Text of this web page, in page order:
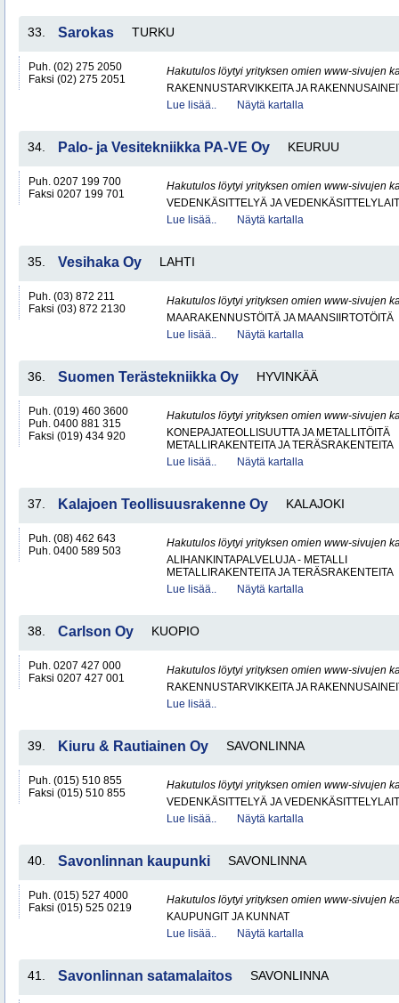
33. Sarokas TURKU
Puh. (02) 275 2050
Faksi (02) 275 2051
Hakutulos löytyi yrityksen omien www-sivujen
RAKENNUSTARVIKKEITA JA
Lue lisää..
Näytä kartalla
34. Palo- ja Vesitekniikka PA-VE Oy KEURUU
Puh. 0207 199 700
Faksi 0207 199 701
Hakutulos löytyi yrityksen omien www-sivujen
VEDENKÄSITTELYÄ JA
Lue lisää..
Näytä kartalla
35. Vesihaka Oy LAHTI
Puh. (03) 872 211
Faksi (03) 872 2130
Hakutulos löytyi yrityksen omien www-sivujen
MAARAKENNUSTÖITÄ JA MAANSIIRTOTÖITÄ
Lue lisää..
Näytä kartalla
36. Suomen Terästekniikka Oy HYVINKÄÄ
Puh. (019) 460 3600
Puh. 0400 881 315
Faksi (019) 434 920
Hakutulos löytyi yrityksen omien www-sivujen
KONEPAJATEOLLISUUTTA JA METALLITÖITÄ
METALLIRAKENTEITA JA TERÄSRAKENTEITA
Lue lisää..
Näytä kartalla
37. Kalajoen Teollisuusrakenne Oy KALAJOKI
Puh. (08) 462 643
Puh. 0400 589 503
Hakutulos löytyi yrityksen omien www-sivujen
ALIHANKINTAPALVELUJA - METALLI
METALLIRAKENTEITA JA TERÄSRAKENTEITA
Lue lisää..
Näytä kartalla
38. Carlson Oy KUOPIO
Puh. 0207 427 000
Faksi 0207 427 001
Hakutulos löytyi yrityksen omien www-sivujen
RAKENNUSTARVIKKEITA JA
Lue lisää..
39. Kiuru & Rautiainen Oy SAVONLINNA
Puh. (015) 510 855
Faksi (015) 510 855
Hakutulos löytyi yrityksen omien www-sivujen
VEDENKÄSITTELYÄ JA
Lue lisää..
Näytä kartalla
40. Savonlinnan kaupunki SAVONLINNA
Puh. (015) 527 4000
Faksi (015) 525 0219
Hakutulos löytyi yrityksen omien www-sivujen
KAUPUNGIT JA KUNNAT
Lue lisää..
Näytä kartalla
41. Savonlinnan satamalaitos SAVONLINNA